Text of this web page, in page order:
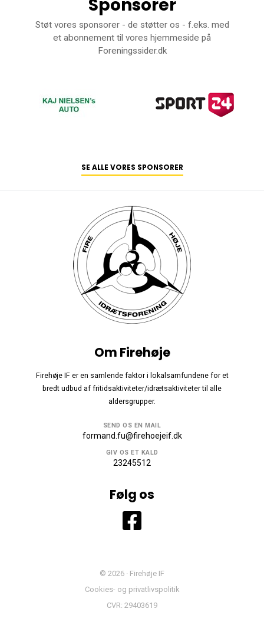
Sponsorer
Støt vores sponsorer - de støtter os - f.eks. med
et abonnement til vores hjemmeside på
Foreningssider.dk
SE ALLE VORES SPONSORER
Om Firehøje
Firehøje IF er en samlende faktor i lokalsamfundene for et
bredt udbud af fritidsaktiviteter/idrætsaktiviteter til alle
aldersgrupper.
SEND OS EN MAIL
formand.fu@firehoejeif.dk
GIV OS ET KALD
23245512
Følg os
© 2026 · Firehøje IF
Cookies- og privatlivspolitik
CVR: 29403619